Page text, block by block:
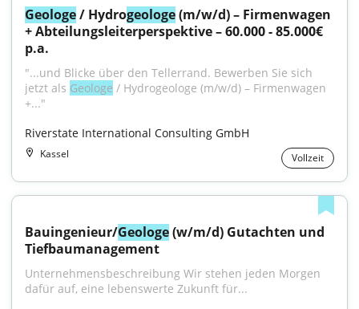
Geologe / Hydrogeologe (m/w/d) – Firmenwagen
+ Abteilungsleiterperspektive – 60.000 - 85.000€
p.a.
"...und Blicke über den Tellerrand. Bewerben Sie sich
jetzt als Geologe / Hydrogeologe (m/w/d) – Firmenwagen
+..."
Riverstate International Consulting GmbH
Kassel Vollzeit
Bauingenieur/Geologe (w/m/d) Gutachten und
Tiefbaumanagement
Unternehmensbeschreibung Wir stehen jeden Morgen
dafür auf, eine lebenswerte Zukunft für...